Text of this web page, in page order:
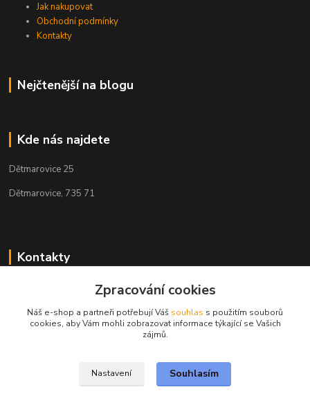
Jak nakupovat
Obchodní podmínky
Kontakty
Nejčtenější na blogu
Kde nás najdete
Dětmarovice 25
Dětmarovice, 735 71
Kontakty
+420 731 444 327
obchod@volak.net
Zpracování cookies
Náš e-shop a partneři potřebují Váš souhlas s použitím souborů
cookies, aby Vám mohli zobrazovat informace týkající se Vašich
zájmů.
Nastavení Souhlasím